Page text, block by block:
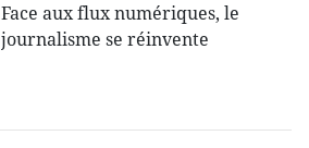
Face aux flux numériques, le
journalisme se réinvente